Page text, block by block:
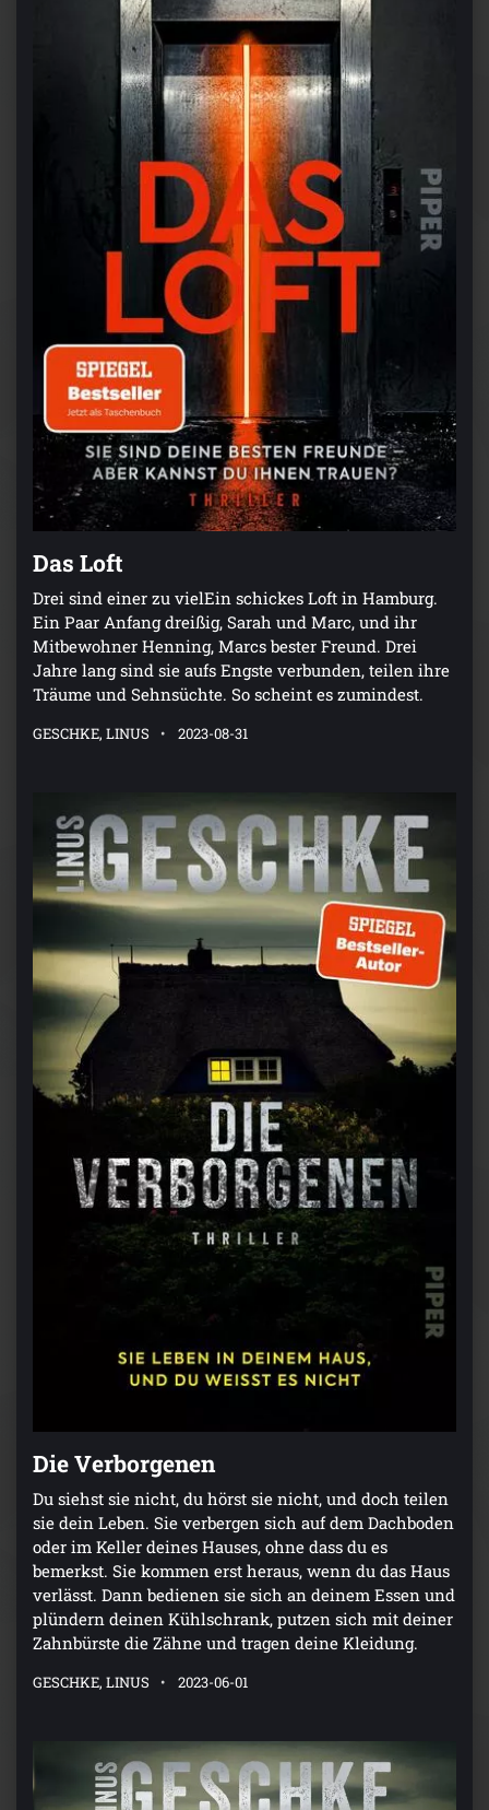
Das Loft
Drei sind einer zu vielEin schickes Loft in Hamburg.
Ein Paar Anfang dreißig, Sarah und Marc, und ihr
Mitbewohner Henning, Marcs bester Freund. Drei
Jahre lang sind sie aufs Engste verbunden, teilen ihre
Träume und Sehnsüchte. So scheint es zumindest.
GESCHKE, LINUS 2023-08-31
Die Verborgenen
Du siehst sie nicht, du hörst sie nicht, und doch teilen
sie dein Leben. Sie verbergen sich auf dem Dachboden
oder im Keller deines Hauses, ohne dass du es
bemerkst. Sie kommen erst heraus, wenn du das Haus
verlässt. Dann bedienen sie sich an deinem Essen und
plündern deinen Kühlschrank, putzen sich mit deiner
Zahnbürste die Zähne und tragen deine Kleidung.
GESCHKE, LINUS 2023-06-01